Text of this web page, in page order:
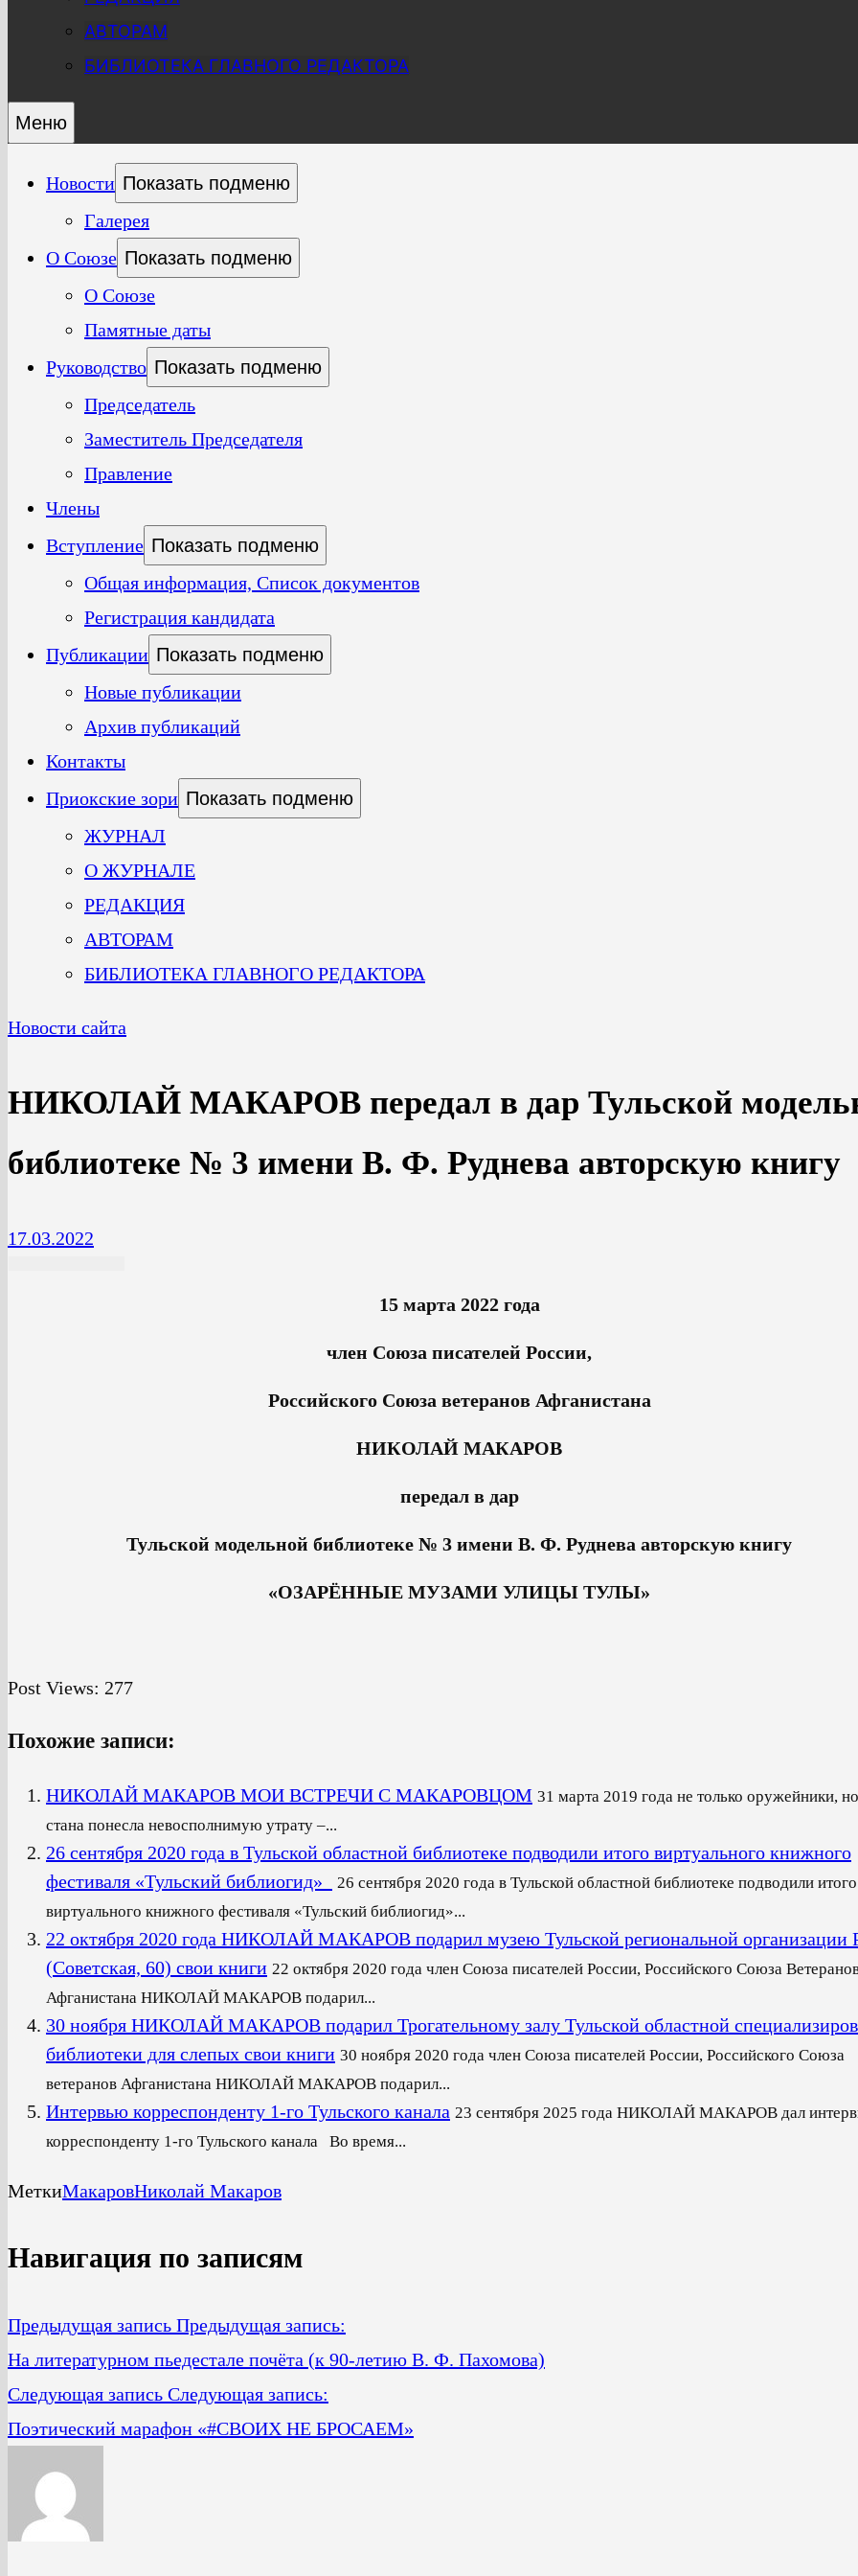
АВТОРАМ
БИБЛИОТЕКА ГЛАВНОГО РЕДАКТОРА
Меню
Новости Показать подменю
Галерея
О Союзе Показать подменю
О Союзе
Памятные даты
Руководство Показать подменю
Председатель
Заместитель Председателя
Правление
Члены
Вступление Показать подменю
Общая информация, Список документов
Регистрация кандидата
Публикации Показать подменю
Новые публикации
Архив публикаций
Контакты
Приокские зори Показать подменю
ЖУРНАЛ
О ЖУРНАЛЕ
РЕДАКЦИЯ
АВТОРАМ
БИБЛИОТЕКА ГЛАВНОГО РЕДАКТОРА
Новости сайта
НИКОЛАЙ МАКАРОВ передал в дар Тульской
библиотеке № 3 имени В. Ф. Руднева авторскую книгу
17.03.2022
15 марта 2022 года
член Союза писателей России,
Российского Союза ветеранов Афганистана
НИКОЛАЙ МАКАРОВ
передал в дар
Тульской модельной библиотеке № 3 имени В. Ф. Руднева авторскую книгу
«ОЗАРЁННЫЕ МУЗАМИ УЛИЦЫ ТУЛЫ»
Post Views: 277
Похожие записи:
НИКОЛАЙ МАКАРОВ МОИ ВСТРЕЧИ С МАКАРОВЦОМ 31 марта 2019 года не только оружейники,
стана понесла невосполнимую утрату –...
26 сентября 2020 года в Тульской областной библиотеке подводили итого виртуального книжного
фестиваля «Тульский библиогид»
26 сентября 2020 года в Тульской областной библиотеке подводили итого
виртуального книжного фестиваля «Тульский библиогид»...
22 октября 2020 года НИКОЛАЙ МАКАРОВ подарил музею Тульской региональной
(Советская, 60) свои книги 22 октября 2020 года член Союза писателей России, Российского Союза
Афганистана НИКОЛАЙ МАКАРОВ подарил...
30 ноября НИКОЛАЙ МАКАРОВ подарил Трогательному залу Тульской областной
библиотеки для слепых свои книги 30 ноября 2020 года член Союза писателей России, Российского Союза
ветеранов Афганистана НИКОЛАЙ МАКАРОВ подарил...
Интервью корреспонденту 1-го Тульского канала 23 сентября 2025 года НИКОЛАЙ МАКАРОВ дал
корреспонденту 1-го Тульского канала Во время...
МеткиМакаровНиколай Макаров
Навигация по записям
Предыдущая запись Предыдущая запись:
На литературном пьедестале почёта (к 90-летию В. Ф. Пахомова)
Следующая запись Следующая запись:
Поэтический марафон «#СВОИХ НЕ БРОСАЕМ»